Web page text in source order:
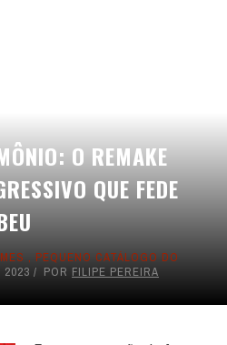
O REMAKE
QUE FEDE
, PEQUENO CATÁLOGO DO
2023 POR FILIPE PEREIRA